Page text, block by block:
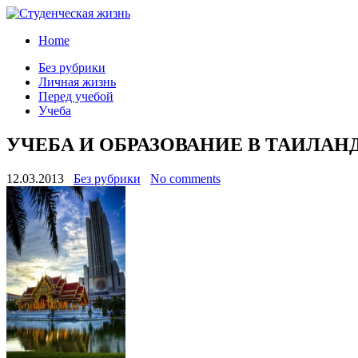
Home
Без рубрики
Личная жизнь
Перед учебой
Учеба
УЧЕБА И ОБРАЗОВАНИЕ В
12.03.2013 Без рубрики No comments